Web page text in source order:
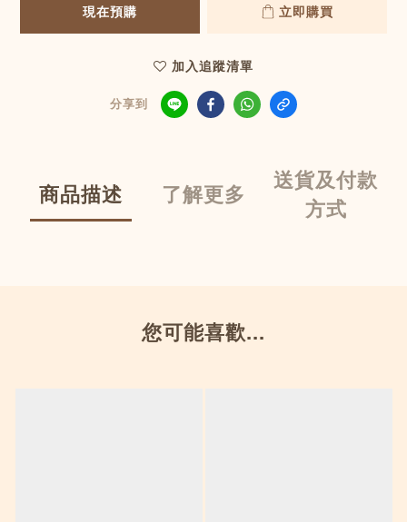
現在預購 立即購買
加入追蹤清單
分享到
商品描述 了解更多
送貨及付款
方式
您可能喜歡...